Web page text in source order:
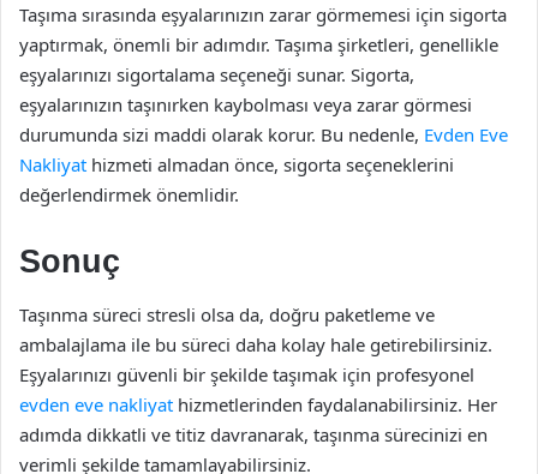
Taşıma sırasında eşyalarınızın zarar görmemesi için sigorta
yaptırmak, önemli bir adımdır. Taşıma şirketleri, genellikle
eşyalarınızı sigortalama seçeneği sunar. Sigorta,
eşyalarınızın taşınırken kaybolması veya zarar görmesi
durumunda sizi maddi olarak korur. Bu nedenle, Evden Eve
Nakliyat hizmeti almadan önce, sigorta seçeneklerini
değerlendirmek önemlidir.
Sonuç
Taşınma süreci stresli olsa da, doğru paketleme ve
ambalajlama ile bu süreci daha kolay hale getirebilirsiniz.
Eşyalarınızı güvenli bir şekilde taşımak için profesyonel
evden eve nakliyat hizmetlerinden faydalanabilirsiniz. Her
adımda dikkatli ve titiz davranarak, taşınma sürecinizi en
verimli şekilde tamamlayabilirsiniz.